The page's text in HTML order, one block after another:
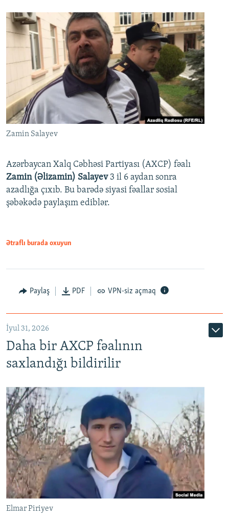
Zamin Salayev
Azərbaycan Xalq Cəbhəsi Partiyası (AXCP) fəalı
Zamin (Əlizamin) Salayev 3 il 6 aydan sonra
azadlığa çıxıb. Bu barədə siyasi fəallar sosial
şəbəkədə paylaşım ediblər.
Ətraflı burada oxuyun
Paylaş PDF VPN-siz açmaq
İyul 31, 2026
Daha bir AXCP fəalının
saxlandığı bildirilir
Elmar Piriyev